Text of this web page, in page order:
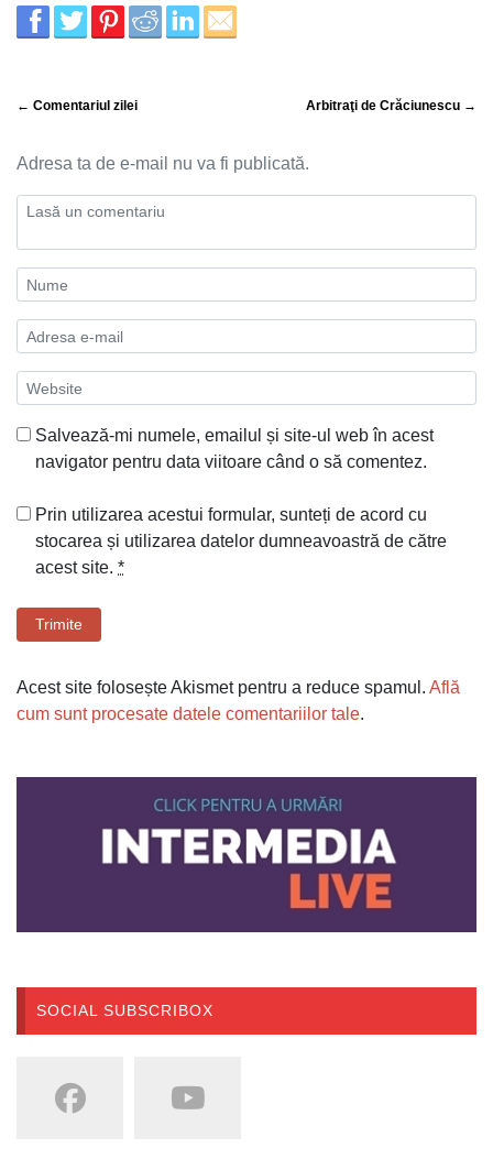
← Comentariul zilei Arbitraţi de Crăciunescu →
Adresa ta de e-mail nu va fi publicată.
Salvează-mi numele, emailul și site-ul web în acest
navigator pentru data viitoare când o să comentez.
Prin utilizarea acestui formular, sunteți de acord cu
stocarea și utilizarea datelor dumneavoastră de către
acest site. *
Trimite
Acest site folosește Akismet pentru a reduce spamul. Află
cum sunt procesate datele comentariilor tale.
SOCIAL SUBSCRIBOX